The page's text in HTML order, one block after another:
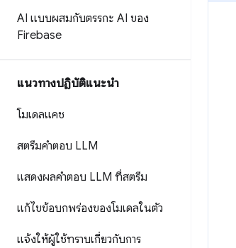
AI แบบผสมกับตรรกะ AI ของ
Firebase
แนวทางปฏิบัติแนะนำ
โมเดลแคช
สตรีมคำตอบ LLM
แสดงผลคำตอบ LLM ที่สตรีม
แก้ไขข้อบกพร่องของโมเดลในตัว
แจ้งให้ผู้ใช้ทราบเกี่ยวกับการ